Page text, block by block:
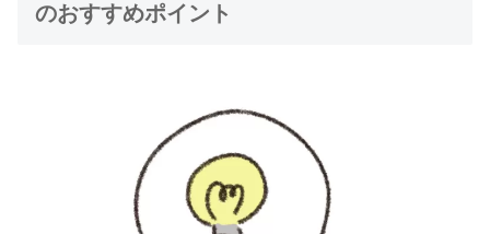
のおすすめポイント